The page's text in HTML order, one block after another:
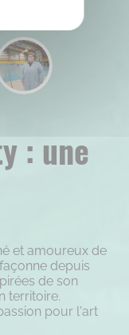
: une
et amoureux de
depuis
de son
territoire.
pour l'art